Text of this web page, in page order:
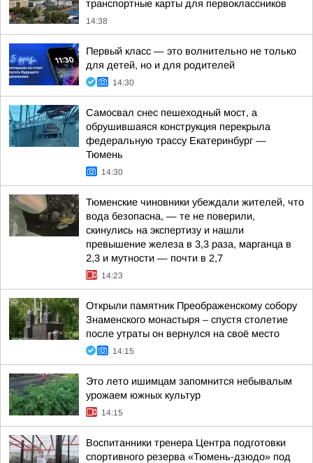
транспортные карты для первоклассников
14:38
Первый класс — это волнительно не только
для детей, но и для родителей
14:30
Самосвал снес пешеходный мост, а
обрушившаяся конструкция перекрыла
федеральную трассу Екатеринбург —
Тюмень
14:30
Тюменские чиновники убеждали жителей, что
вода безопасна, — те не поверили,
скинулись на экспертизу и нашли
превышение железа в 3,3 раза, марганца в
2,3 и мутности — почти в 2,7
14:23
Открыли памятник Преображенскому собору
Знаменского монастыря – спустя столетие
после утраты он вернулся на своё место
14:15
Это лето ишимцам запомнится небывалым
урожаем южных культур
14:15
Воспитанники тренера Центра подготовки
спортивного резерва «Тюмень-дзюдо» под